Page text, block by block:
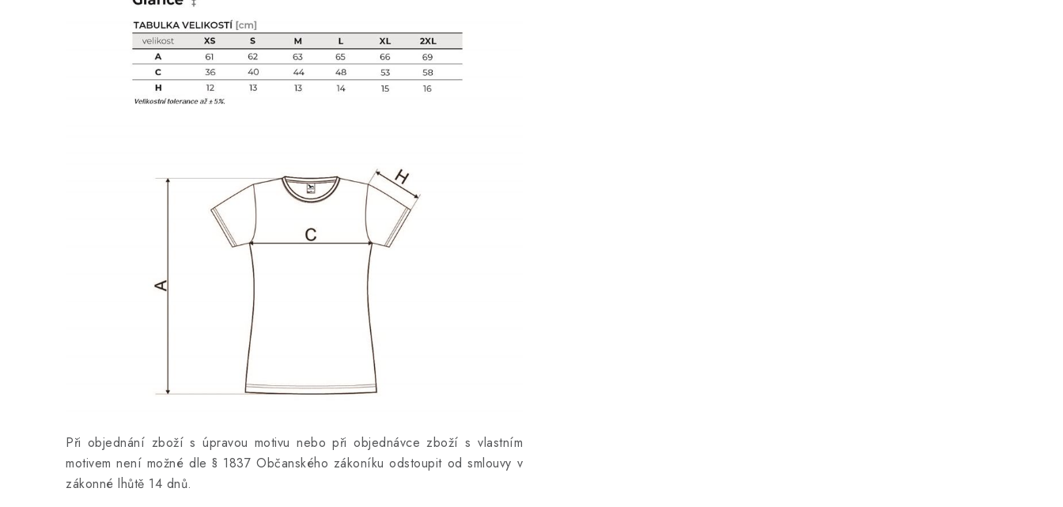
Při objednání zboží s úpravou motivu nebo při objednávce zboží s vlastním
motivem není možné dle § 1837 Občanského zákoníku odstoupit od smlouvy v
zákonné lhůtě 14 dnů.